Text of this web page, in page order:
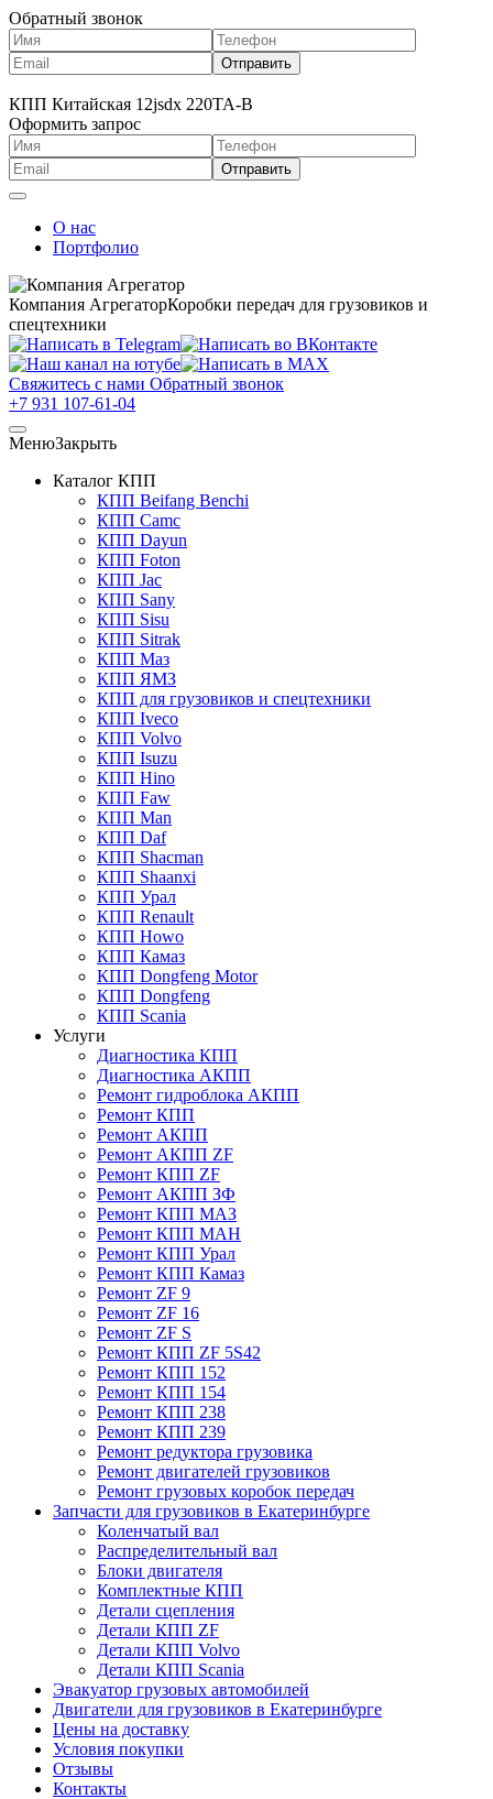
Обратный звонок
КПП Китайская 12jsdx 220TA-B
Оформить запрос
О нас
Портфолио
Компания АгрегаторКоробки передач для грузовиков и
спецтехники
Свяжитесь с нами Обратный звонок
+7 931 107-61-04
МенюЗакрыть
Каталог КПП
КПП Beifang Benchi
КПП Camc
КПП Dayun
КПП Foton
КПП Jac
КПП Sany
КПП Sisu
КПП Sitrak
КПП Маз
КПП ЯМЗ
КПП для грузовиков и спецтехники
КПП Iveco
КПП Volvo
КПП Isuzu
КПП Hino
КПП Faw
КПП Man
КПП Daf
КПП Shacman
КПП Shaanxi
КПП Урал
КПП Renault
КПП Howo
КПП Камаз
КПП Dongfeng Motor
КПП Dongfeng
КПП Scania
Услуги
Диагностика КПП
Диагностика АКПП
Ремонт гидроблока АКПП
Ремонт КПП
Ремонт АКПП
Ремонт АКПП ZF
Ремонт КПП ZF
Ремонт АКПП ЗФ
Ремонт КПП МАЗ
Ремонт КПП МАН
Ремонт КПП Урал
Ремонт КПП Камаз
Ремонт ZF 9
Ремонт ZF 16
Ремонт ZF S
Ремонт КПП ZF 5S42
Ремонт КПП 152
Ремонт КПП 154
Ремонт КПП 238
Ремонт КПП 239
Ремонт редуктора грузовика
Ремонт двигателей грузовиков
Ремонт грузовых коробок передач
Запчасти для грузовиков в Екатеринбурге
Коленчатый вал
Распределительный вал
Блоки двигателя
Комплектные КПП
Детали сцепления
Детали КПП ZF
Детали КПП Volvo
Детали КПП Scania
Эвакуатор грузовых автомобилей
Двигатели для грузовиков в Екатеринбурге
Цены на доставку
Условия покупки
Отзывы
Контакты